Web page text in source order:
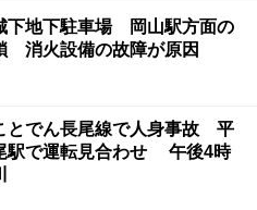
下地下駐車場 岡山駅方面の
消火設備の故障が原因
とでん長尾線で人身事故 平
駅で運転見合わせ 午後4時